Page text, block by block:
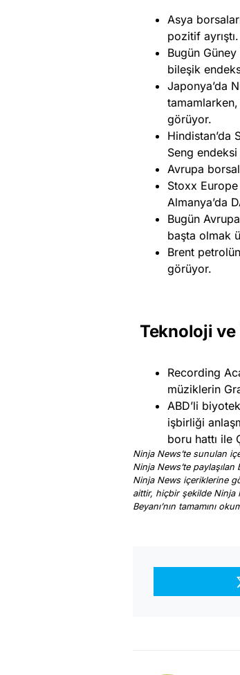
Asya
pozitif ayrıştı.
Bugün
bileşik
Japonya’da
görüyor.
Hindistan’da
Seng
Avrupa
Stoxx
Almanya’da
Bugün
başta olmak
Brent
görüyor.
Teknoloji ve
Recording
müziklerin
ABD’li
işbirliği
boru hattı ile
Ninja News’te sunulan
Ninja News’te paylaşılan
Ninja News içeriklerine
aittir, hiçbir şekilde Ninja
Beyanı’nın tamamını